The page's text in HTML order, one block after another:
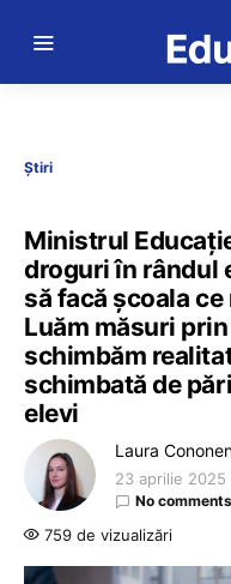
Știri
Ministrul
droguri în rândul
să facă școala
Luăm măsuri
schimbăm
schimbată de
elevi
Laura
23 aprilie 2025
No comments
759 de vizualizări